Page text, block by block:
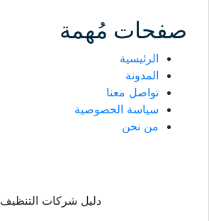
صفحات مُهمة
الرئيسية
المدونة
تواصل معنا
سياسة الخصوصية
من نحن
دليل شركات التنظيف